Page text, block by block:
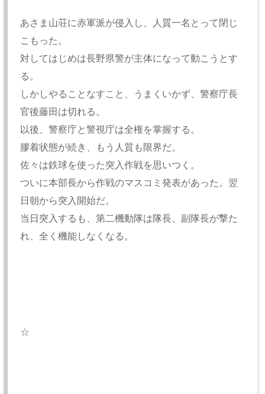
あさま山荘に赤軍派が侵入し、人質一名とって閉じ
こもった。
対してはじめは長野県警が主体になって動こうとす
る。
しかしやることなすこと、うまくいかず、警察庁長
官後藤田は切れる。
以後、警察庁と警視庁は全権を掌握する。
膠着状態が続き、もう人質も限界だ。
佐々は鉄球を使った突入作戦を思いつく。
ついに本部長から作戦のマスコミ発表があった。翌
日朝から突入開始だ。
当日突入するも、第二機動隊は隊長、副隊長が撃た
れ、全く機能しなくなる。
☆